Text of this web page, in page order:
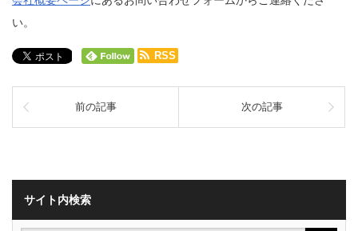
い。
RSS
前の記事 次の記事
サイト内検索